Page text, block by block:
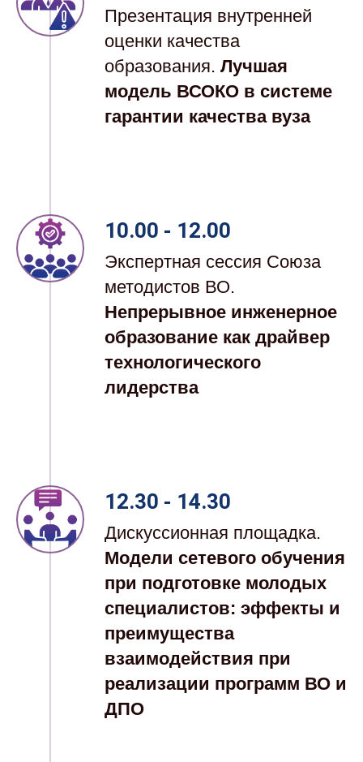
Презентация внутренней
оценки качества
образования. Лучшая
модель ВСОКО в системе
гарантии качества вуза
10.00 - 12.00
Экспертная сессия Союза
методистов ВО.
Непрерывное инженерное
образование как драйвер
технологического
лидерства
12.30 - 14.30
Дискуссионная площадка.
Модели сетевого обучения
при подготовке молодых
специалистов: эффекты и
преимущества
взаимодействия при
реализации программ ВО и
ДПО